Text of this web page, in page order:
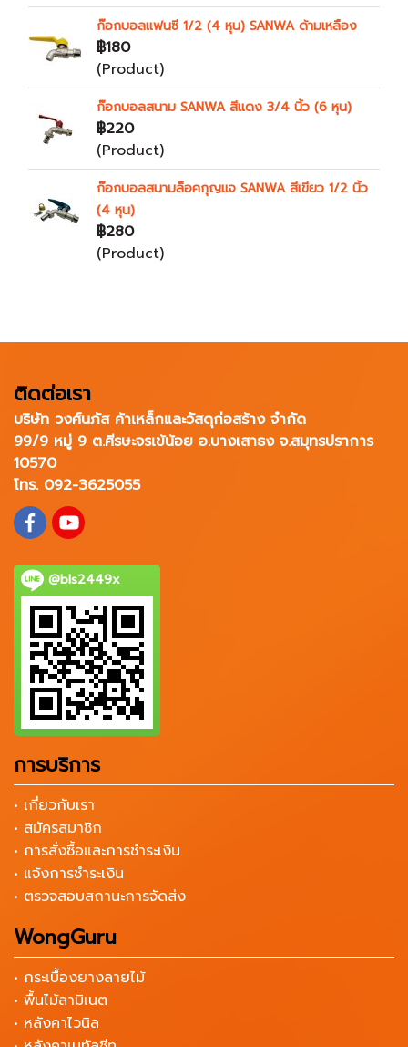
ก๊อกบอลแฟนซี 1/2 (4 หุน) SANWA ด้ามเหลือง
฿180
(Product)
ก๊อกบอลสนาม SANWA สีแดง 3/4 นิ้ว (6 หุน)
฿220
(Product)
ก๊อกบอลสนามล็อคกุญแจ SANWA สีเขียว 1/2 นิ้ว
(4 หุน)
฿280
(Product)
ติดต่อเรา
บริษัท วงศ์นภัส ค้าเหล็กและวัสดุก่อสร้าง จำกัด
99/9 หมู่ 9 ต.ศีรษะจรเข้น้อย อ.บางเสาธง จ.สมุทรปราการ
10570
โทร. 092-3625055
@bls2449x
การบริการ
• เกี่ยวกับเรา
• สมัครสมาชิก
• การสั่งซื้อและการชำระเงิน
• แจ้งการชำระเงิน
• ตรวจสอบสถานะการจัดส่ง
WongGuru
• กระเบื้องยางลายไม้
• พื้นไม้ลามิเนต
• หลังคาไวนิล